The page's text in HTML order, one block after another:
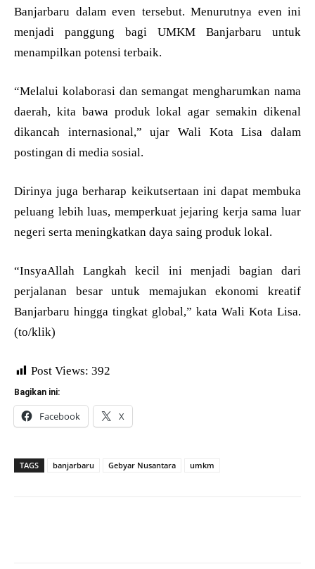
Banjarbaru dalam even tersebut. Menurutnya even ini
menjadi panggung bagi UMKM Banjarbaru untuk
menampilkan potensi terbaik.
“Melalui kolaborasi dan semangat mengharumkan nama
daerah, kita bawa produk lokal agar semakin dikenal
dikancah internasional,” ujar Wali Kota Lisa dalam
postingan di media sosial.
Dirinya juga berharap keikutsertaan ini dapat membuka
peluang lebih luas, memperkuat jejaring kerja sama luar
negeri serta meningkatkan daya saing produk lokal.
“InsyaAllah Langkah kecil ini menjadi bagian dari
perjalanan besar untuk memajukan ekonomi kreatif
Banjarbaru hingga tingkat global,” kata Wali Kota Lisa.
(to/klik)
Post Views: 392
Bagikan ini:
Facebook X
TAGS banjarbaru Gebyar Nusantara umkm